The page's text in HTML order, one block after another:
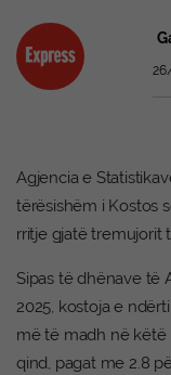
Agjencia e
tërësishëm i Kostos
rritje gjatë tremujorit
Sipas të dhënave të
2025, kostoja e
më të madh në këtë
qind, pagat me 2.8